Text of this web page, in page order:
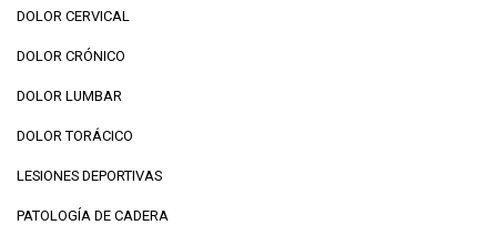
DOLOR CERVICAL
DOLOR CRÓNICO
DOLOR LUMBAR
DOLOR TORÁCICO
LESIONES DEPORTIVAS
PATOLOGÍA DE CADERA